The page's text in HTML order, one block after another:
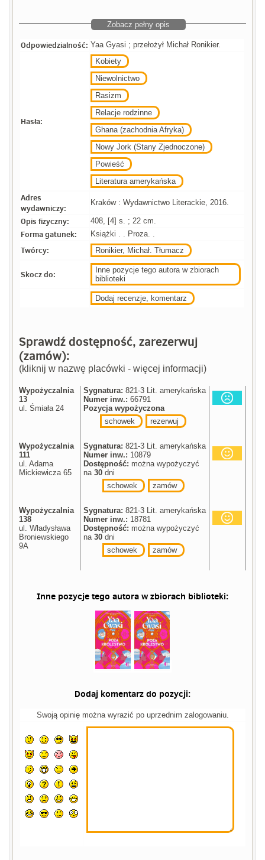
Zobacz pełny opis
Odpowiedzialność: Yaa Gyasi ; przełożył Michał Ronikier.
Hasła:
Kobiety
Niewolnictwo
Rasizm
Relacje rodzinne
Ghana (zachodnia Afryka)
Nowy Jork (Stany Zjednoczone)
Powieść
Literatura amerykańska
Adres
wydawniczy:
Kraków : Wydawnictwo Literackie, 2016.
Opis fizyczny: 408, [4] s. ; 22 cm.
Forma gatunek: Książki . . Proza. .
Twórcy: Ronikier, Michał. Tłumacz
Skocz do:
Inne pozycje tego autora w zbiorach
biblioteki
Dodaj recenzje, komentarz
Sprawdź dostępność, zarezerwuj
(zamów):
(kliknij w nazwę placówki - więcej informacji)
Wypożyczalnia
13
ul. Śmiała 24
Sygnatura: 821-3 Lit. amerykańska
Numer inw.: 66791
Pozycja wypożyczona
schowek
rezerwuj
Wypożyczalnia
111
ul. Adama
Mickiewicza 65
Sygnatura: 821-3 Lit. amerykańska
Numer inw.: 10879
Dostępność: można wypożyczyć
na30 dni
schowek
zamów
Wypożyczalnia
138
ul. Władysława
Broniewskiego
9A
Sygnatura: 821-3 Lit. amerykańska
Numer inw.: 18781
Dostępność: można wypożyczyć
na30 dni
schowek
zamów
Inne pozycje tego autora w zbiorach biblioteki:
Dodaj komentarz do pozycji:
Swoją opinię można wyrazić po uprzednim zalogowaniu.